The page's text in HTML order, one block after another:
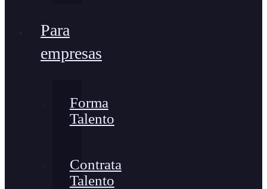
Para
empresas
Forma
Talento
Contrata
Talento